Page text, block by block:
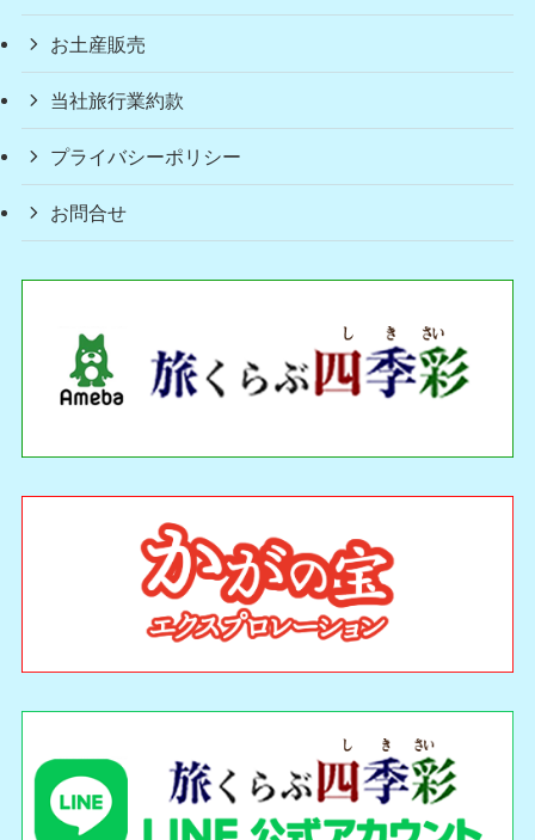
お土産販売
当社旅行業約款
プライバシーポリシー
お問合せ